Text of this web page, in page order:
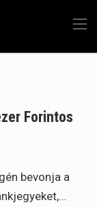
Forintos
bevonja a